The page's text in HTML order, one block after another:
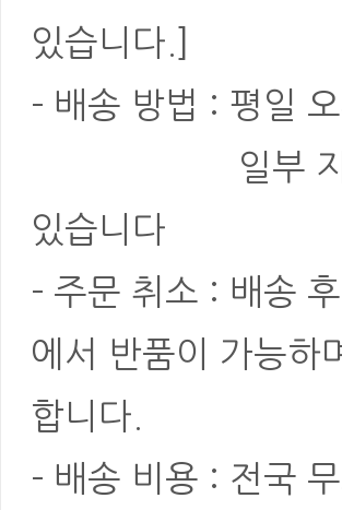
있습니다.]
- 배송 방법 : 평일
일부
있습니다
- 주문 취소 : 배송
에서 반품이 가능하
합니다.
- 배송 비용 : 전국